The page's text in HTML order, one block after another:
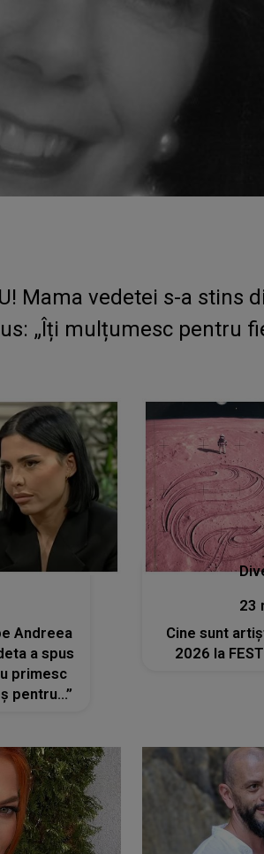
Mama vedetei s-a stins
„Îți mulțumesc
Andreea
a spus
primesc
pentru...”
23
Cine sunt
2026 la